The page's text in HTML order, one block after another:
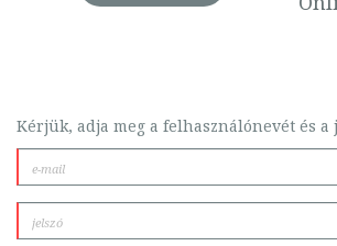
Kérjük, adja meg a felhasználónevét és a